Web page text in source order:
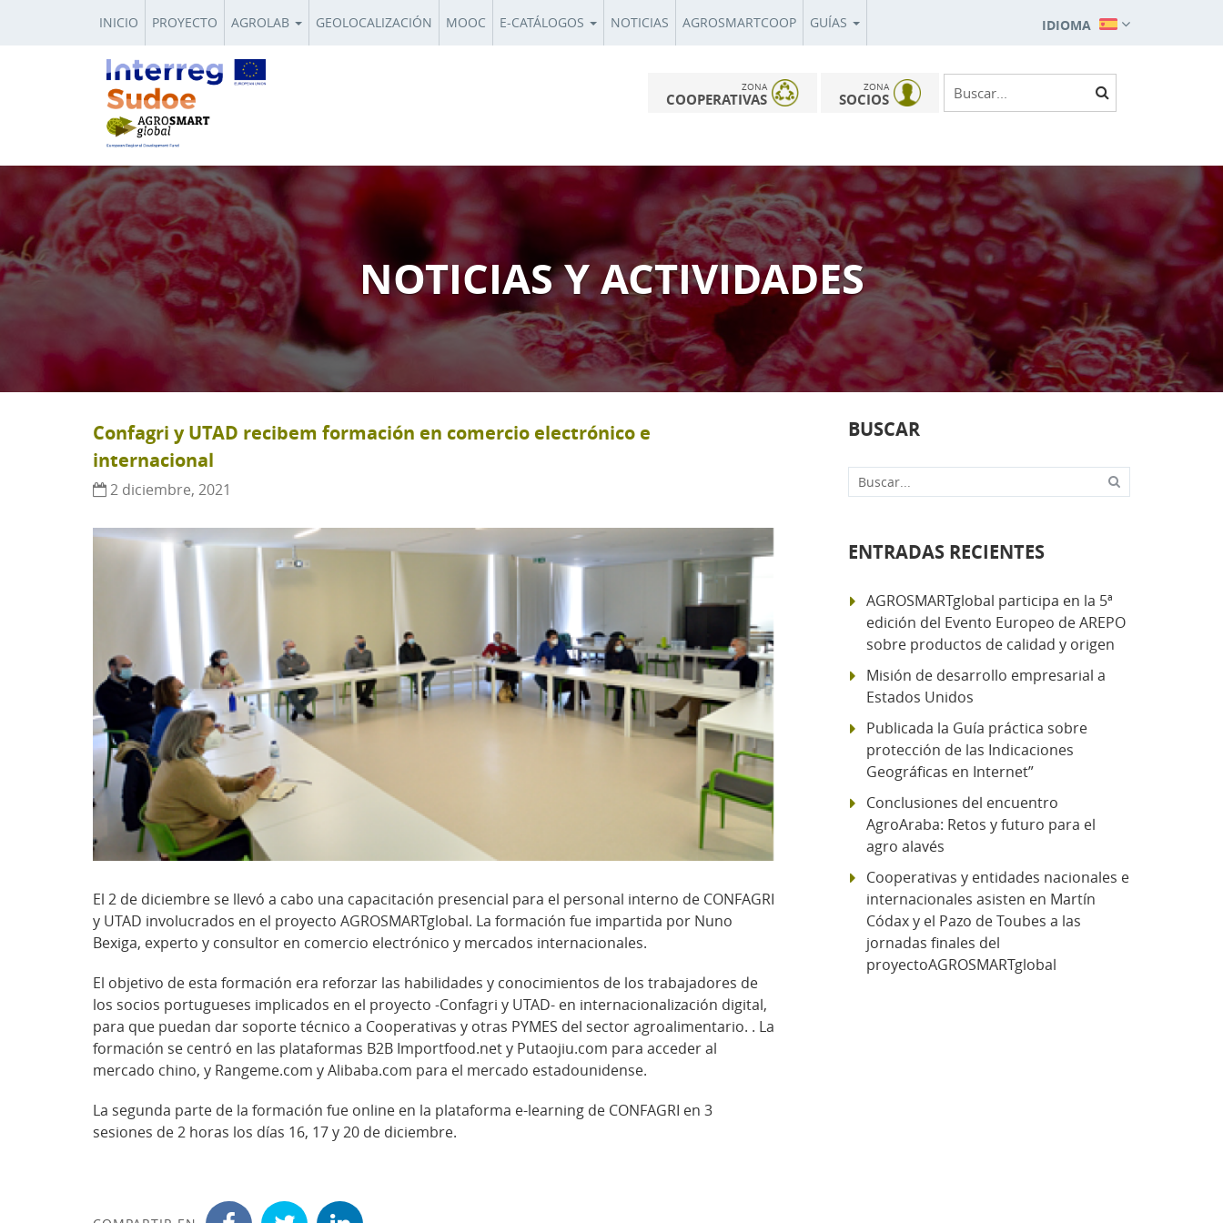
INICIO PROYECTO AGROLAB GEOLOCALIZACIÓN MOOC E-CATÁLOGOS NOTICIAS AGROSMARTCOOP GUÍAS IDIOMA
ZONA
COOPERATIVAS
ZONA
SOCIOS
NOTICIAS Y ACTIVIDADES
Confagri y UTAD recibem formación en comercio electrónico e
internacional
2 diciembre, 2021
El 2 de diciembre se llevó a cabo una capacitación presencial para el personal interno de CONFAGRI
y UTAD involucrados en el proyecto AGROSMARTglobal. La formación fue impartida por Nuno
Bexiga, experto y consultor en comercio electrónico y mercados internacionales.
El objetivo de esta formación era reforzar las habilidades y conocimientos de los trabajadores de
los socios portugueses implicados en el proyecto -Confagri y UTAD- en internacionalización digital,
para que puedan dar soporte técnico a Cooperativas y otras PYMES del sector agroalimentario. . La
formación se centró en las plataformas B2B Importfood.net y Putaojiu.com para acceder al
mercado chino, y Rangeme.com y Alibaba.com para el mercado estadounidense.
La segunda parte de la formación fue online en la plataforma e-learning de CONFAGRI en 3
sesiones de 2 horas los días 16, 17 y 20 de diciembre.
BUSCAR
Buscar...
ENTRADAS RECIENTES
AGROSMARTglobal participa en la 5ª
edición del Evento Europeo de AREPO
sobre productos de calidad y origen
Misión de desarrollo empresarial a
Estados Unidos
Publicada la Guía práctica sobre
protección de las Indicaciones
Geográficas en Internet”
Conclusiones del encuentro
AgroAraba: Retos y futuro para el
agro alavés
Cooperativas y entidades nacionales e
internacionales asisten en Martín
Códax y el Pazo de Toubes a las
jornadas finales del
proyectoAGROSMARTglobal